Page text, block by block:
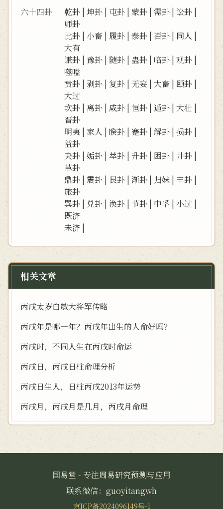
六十四卦
乾卦 | 坤卦 | 屯卦 |蒙卦 |需卦 | 讼卦 |
师卦
比卦 | 小畜 | 履卦 |泰卦 | 否卦 | 同人 |
大有
谦卦 |豫卦 | 随卦 | 蛊卦 | 临卦 |观卦 |
噬嗑
贲卦 | 剥卦 | 复卦 | 无妄 |大畜 | 颐卦 |
大过
坎卦 |离卦 | 咸卦 |恒卦 |遁卦 |大壮 |
晋卦
明夷 |家人 |睽卦 | 蹇卦 |解卦 |损卦 |
益卦
夬卦 |姤卦 | 萃卦 |升卦 | 困卦 |井卦 |
革卦
鼎卦 |震卦 | 艮卦 |渐卦 | 归妹 |丰卦 |
旅卦
巽卦 | 兑卦 |涣卦 |节卦 | 中孚 | 小过 |
既济
未济 |
相关文章
丙戌太岁白敏大将军传略
丙戌年是哪一年？丙戌年出生的人命好吗？
丙戌时，不同人生在丙戌时命运
丙戌日，丙戌日柱命理分析
丙戌日生人，日柱丙戌2013年运势
丙戌月，丙戌月是几月，丙戌月命理
国易堂 - 专注周易研究预测与应用
联系微信：guoyitangwh
京ICP备2024096149号-1